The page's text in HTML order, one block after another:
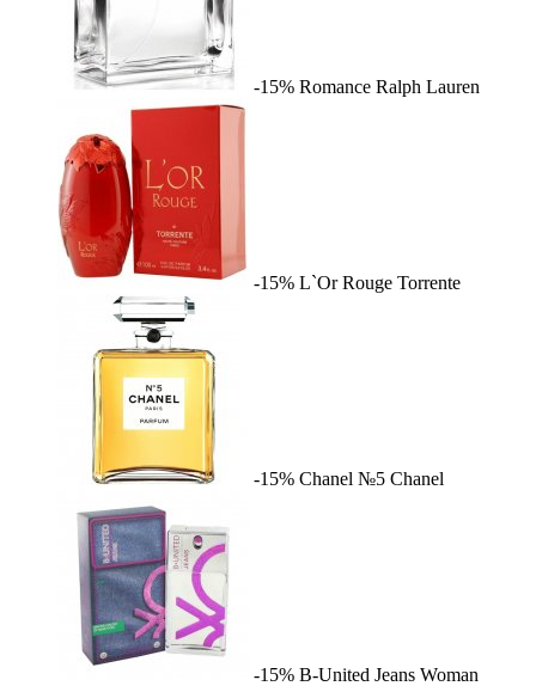
-15% Romance Ralph Lauren
-15% L`Or Rouge Torrente
-15% Chanel №5 Chanel
-15% B-United Jeans Woman